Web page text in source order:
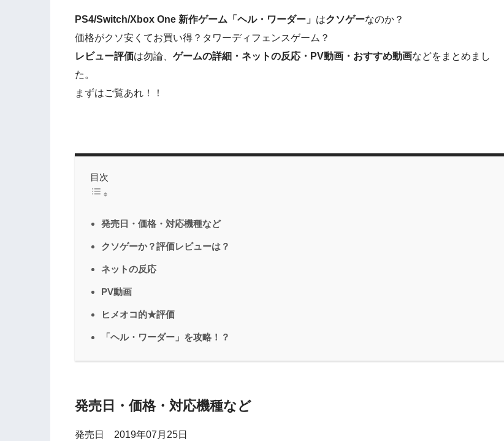
PS4/Switch/Xbox One 新作ゲーム「ヘル・ワーダー」 はクソゲーなのか？
価格がクソ安くてお買い得？タワーディフェンスゲーム？
レビュー評価は勿論、 ゲームの詳細・ネットの反応・PV動画・おすすめ動画などをまとめまし
た。
まずはご覧あれ！！
目次
発売日・価格・対応機種など
クソゲーか？評価レビューは？
ネットの反応
PV動画
ヒメオコ的★評価
「ヘル・ワーダー」を攻略！？
発売日・価格・対応機種など
発売日 2019年07月25日